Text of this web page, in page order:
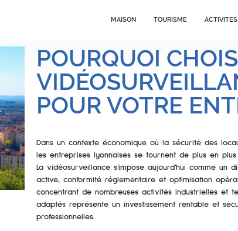
MAISON TOURISME ACTIVITES
POURQUOI
POUR VOTRE
Dans un contexte économique où la sécurité des
les entreprises lyonnaises se tournent de plus en
La vidéosurveillance s’impose aujourd’hui comme un
active, conformité réglementaire et optimisation
concentrant de nombreuses activités industrielles et
adaptés représente un investissement rentable et
professionnelles.